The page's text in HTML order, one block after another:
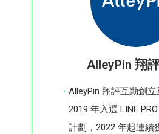
AlleyPin 翔
AlleyPin 翔評互動創立
2019 年入選 LINE
計劃，2022 年起連續